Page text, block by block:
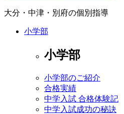
大分・中津・別府の個別指導
小学部
小学部
小学部のご紹介
合格実績
中学入試 合格体験記
中学入試成功の秘訣